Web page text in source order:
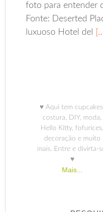
foto para entender
Fonte: Deserted
luxuoso Hotel del
♥ Aqui tem
costura, DIY, moda,
Hello Kitty, fofurices,
decoração e muito
mais. Entre e divirta-
♥
Mais...